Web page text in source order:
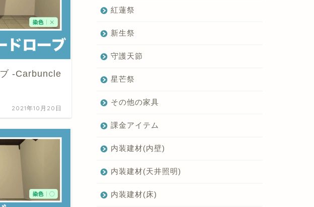
-Carbuncle
2021年10月20日
紅蓮祭
新生祭
守護天節
星芒祭
その他の家具
課金アイテム
内装建材(内壁)
内装建材(天井照明)
内装建材(床)